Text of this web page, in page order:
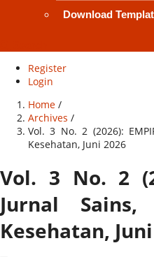
Download
Register
Login
Home /
Archives /
Vol. 3 No. 2 (2026):
Kesehatan, Juni 2026
Vol. 3 No. 2
Jurnal
Kesehatan,